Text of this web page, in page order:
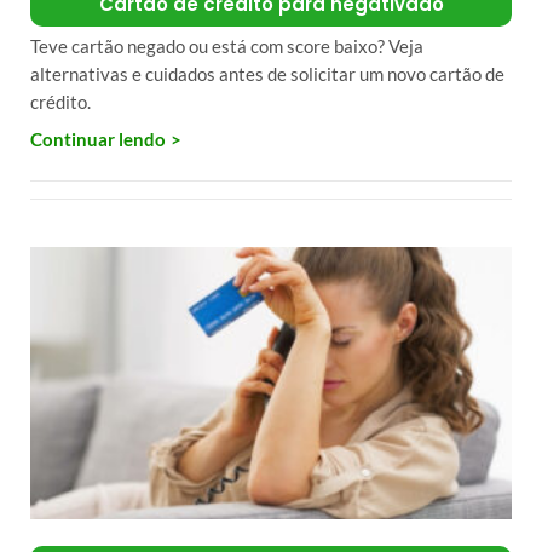
Teve cartão negado ou está com score baixo? Veja
alternativas e cuidados antes de solicitar um novo cartão de
crédito.
Continuar lendo